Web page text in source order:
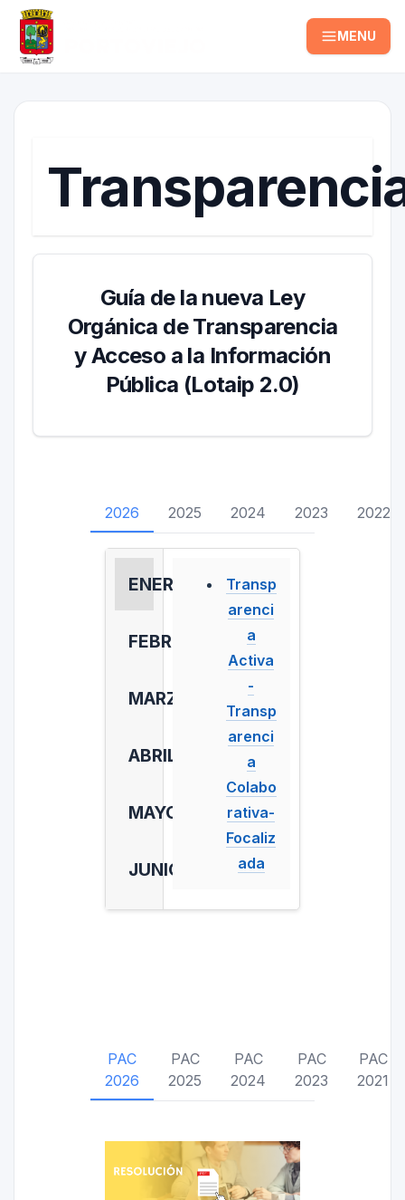
MENU
Guía de la nueva Ley
Orgánica de Transparencia
y Acceso a la Información
Pública (Lotaip 2.0)
2026 2025 2024 2023 2022
ENERO
FEBRERO
MARZO
ABRIL
MAYO
JUNIO
Transp
arenci
a
Activa
-
Transp
arenci
a
Colabo
rativa-
Focaliz
ada
PAC
2026
PAC
2025
PAC
2024
PAC
2023
PAC
2021